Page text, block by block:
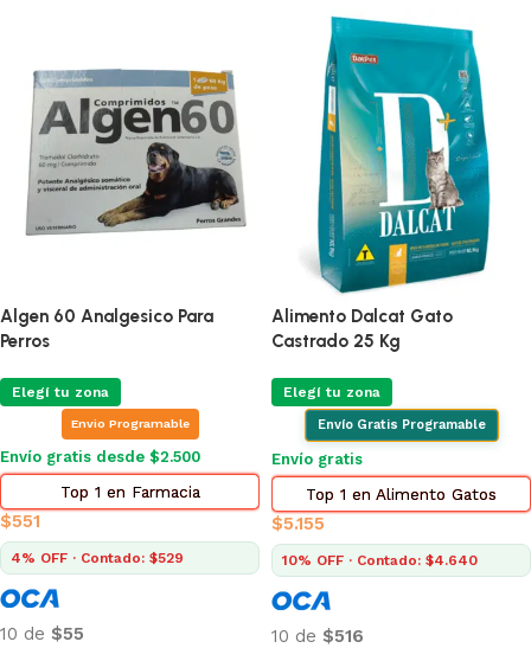
Algen 60 Analgesico Para
Perros
Elegí tu zona
Envio Programable
Envío gratis desde $2.500
Top 1 en Farmacia
$551
4% OFF · Contado: $529
10 de $55
Alimento Dalcat Gato
Castrado 25 Kg
Elegí tu zona
Envío Gratis Programable
Envío gratis
Top 1 en Alimento Gatos
$5.155
10% OFF · Contado: $4.640
10 de $516